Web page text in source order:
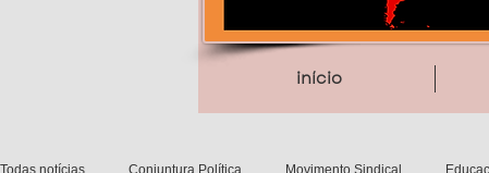
início
Todas notícias Conjuntura Política Movimento Sindical